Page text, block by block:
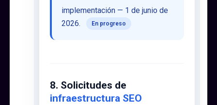
implementación — 1 de junio de
2026.
En progreso
8. Solicitudes de
infraestructura SEO